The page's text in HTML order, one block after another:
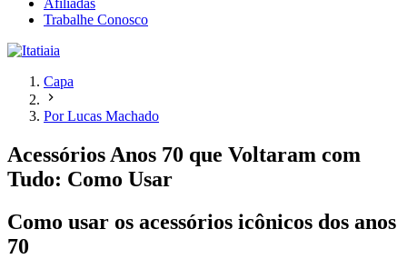
Afiliadas
Trabalhe Conosco
Capa
Por Lucas Machado
Acessórios Anos 70 que Voltaram com
Tudo: Como Usar
Como usar os acessórios icônicos dos anos
70